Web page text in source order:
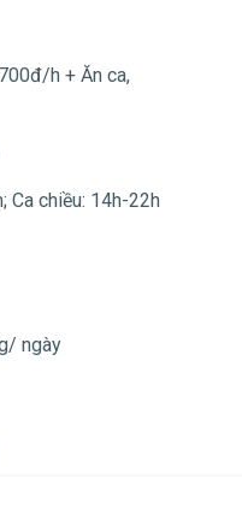
h + Ăn ca,
Ca chiều: 14h-22h
ngày